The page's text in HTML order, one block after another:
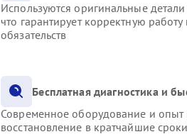
Используются оригинальные
что гарантирует корректную
обязательств
Бесплатная диагностика и
Современное оборудование и опыт
восстановление в кратчайшие